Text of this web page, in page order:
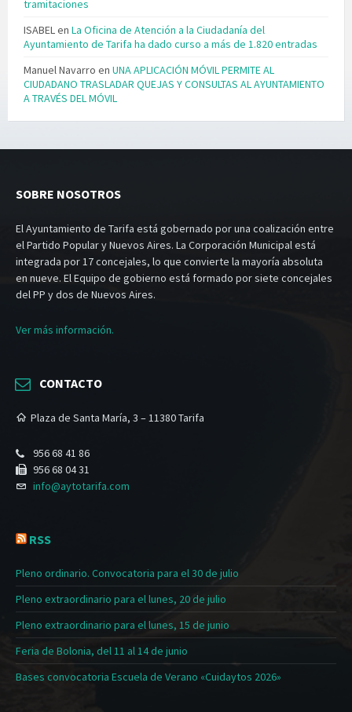
tramitaciones
ISABELen La Oficina de Atención a la Ciudadanía del
Ayuntamiento de Tarifa ha dado curso a más de 1.820 entradas
Manuel Navarro en UNA APLICACIÓN MÓVIL PERMITE AL
CIUDADANO TRASLADAR QUEJAS Y CONSULTAS AL AYUNTAMIENTO
A TRAVÉS DEL MÓVIL
SOBRE NOSOTROS
El Ayuntamiento de Tarifa está gobernado por una coalización entre
el Partido Popular y Nuevos Aires. La Corporación Municipal está
integrada por 17 concejales, lo que convierte la mayoría absoluta
en nueve. El Equipo de gobierno está formado por siete concejales
del PP y dos de Nuevos Aires.
Ver más información.
CONTACTO
Plaza de Santa María, 3 – 11380 Tarifa
956 68 41 86
956 68 04 31
info@aytotarifa.com
RSS
Pleno ordinario. Convocatoria para el 30 de julio
Pleno extraordinario para el lunes, 20 de julio
Pleno extraordinario para el lunes, 15 de junio
Feria de Bolonia, del 11 al 14 de junio
Bases convocatoria Escuela de Verano «Cuidaytos 2026»